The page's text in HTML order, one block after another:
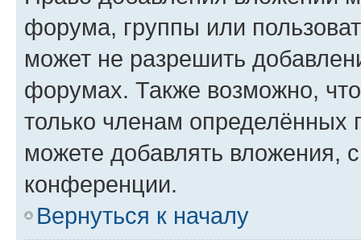
форума, группы или
может не разрешить
форумах. Также возможно,
только членам определённых
можете добавлять вложения,
конференции.
Вернуться к началу